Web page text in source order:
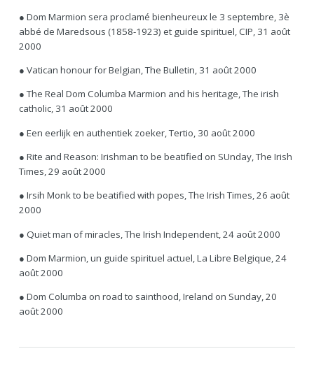
● Dom Marmion sera proclamé bienheureux le 3 septembre, 3è
abbé de Maredsous (1858-1923) et guide spirituel, CIP, 31 août
2000
● Vatican honour for Belgian, The Bulletin, 31 août 2000
● The Real Dom Columba Marmion and his heritage, The irish
catholic, 31 août 2000
● Een eerlijk en authentiek zoeker, Tertio, 30 août 2000
● Rite and Reason: Irishman to be beatified on SUnday, The Irish
Times, 29 août 2000
● Irsih Monk to be beatified with popes, The Irish Times, 26 août
2000
● Quiet man of miracles, The Irish Independent, 24 août 2000
● Dom Marmion, un guide spirituel actuel, La Libre Belgique, 24
août 2000
● Dom Columba on road to sainthood, Ireland on Sunday, 20
août 2000